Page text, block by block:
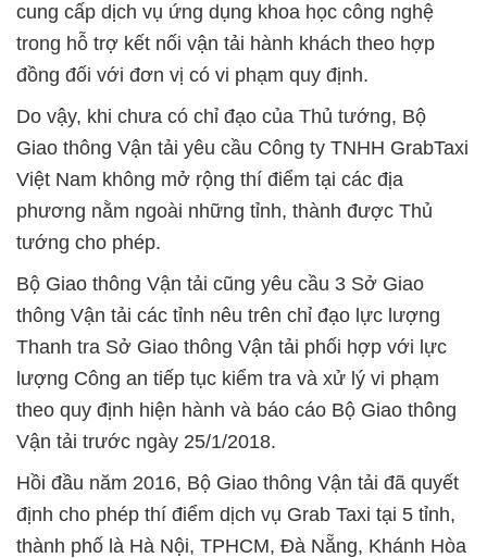
cung cấp dịch vụ ứng dụng khoa học công nghệ
trong hỗ trợ kết nối vận tải hành khách theo hợp
đồng đối với đơn vị có vi phạm quy định.
Do vậy, khi chưa có chỉ đạo của Thủ tướng, Bộ
Giao thông Vận tải yêu cầu Công ty TNHH GrabTaxi
Việt Nam không mở rộng thí điểm tại các địa
phương nằm ngoài những tỉnh, thành được Thủ
tướng cho phép.
Bộ Giao thông Vận tải cũng yêu cầu 3 Sở Giao
thông Vận tải các tỉnh nêu trên chỉ đạo lực lượng
Thanh tra Sở Giao thông Vận tải phối hợp với lực
lượng Công an tiếp tục kiểm tra và xử lý vi phạm
theo quy định hiện hành và báo cáo Bộ Giao thông
Vận tải trước ngày 25/1/2018.
Hồi đầu năm 2016, Bộ Giao thông Vận tải đã quyết
định cho phép thí điểm dịch vụ Grab Taxi tại 5 tỉnh,
thành phố là Hà Nội, TPHCM, Đà Nẵng, Khánh Hòa